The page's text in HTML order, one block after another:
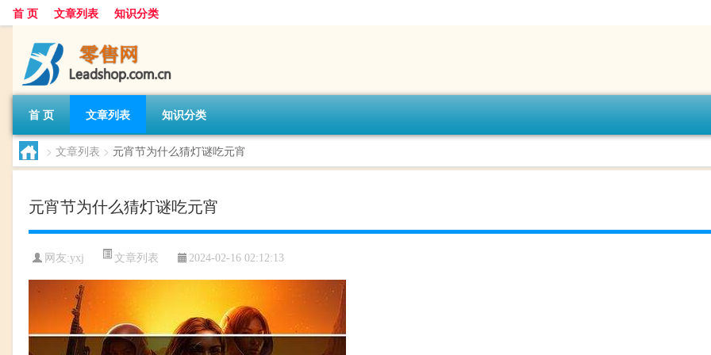
首 页 文章列表 知识分类
首 页 文章列表 知识分类
> 文章列表 > 元宵节为什么猜灯谜吃元宵
元宵节为什么猜灯谜吃元宵
网友:yxj 文章列表 2024-02-16 02:12:13